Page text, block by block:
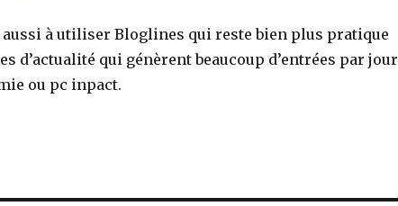
à utiliser Bloglines qui reste bien plus pratique
d’actualité qui génèrent beaucoup d’entrées par jour
ou pc inpact.